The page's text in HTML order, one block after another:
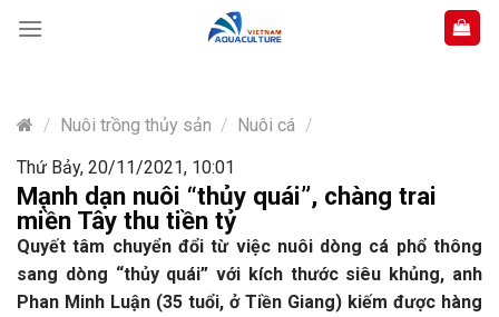
content
/ Nuôi trồng thủy sản / Nuôi cá /
Thứ Bảy, 20/11/2021, 10:01
Mạnh dạn nuôi “thủy quái”, chàng trai
miền Tây thu tiền tỷ
Quyết tâm chuyển đổi từ việc nuôi dòng cá phổ thông
sang dòng “thủy quái” với kích thước siêu khủng, anh
Phan Minh Luận (35 tuổi, ở Tiền Giang) kiếm được hàng